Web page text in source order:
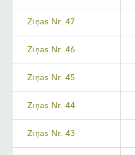
Ziņas Nr. 47
Ziņas Nr. 46
Ziņas Nr. 45
Ziņas Nr. 44
Ziņas Nr. 43